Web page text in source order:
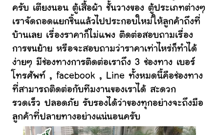
ครับ เตียงนอน ตู้เสื้อผ้า ชั้นวางของ ตู้ประเภทต่างๆ
เราจัดถอดแยกชิ้นแล้วไปประกอบใหม่ให้ลูกค้าถึงที่
บ้านเลย เรื่องราคาก็ไม่แพง ติดต่อสอบถามเรื่อง
การขนย้าย หรือจะสอบถามว่าราคาเท่าไหร่ก็ทำได้
ง่ายๆ มีช่องทางการติดต่อเราถึง 3 ช่องทาง เบอร์
โทรศัพท์ , facebook , Line ทั้งหมดนี้คือช่องทาง
ที่สามารถติดต่อกับทีมงานของเราได้ สะดวก
รวดเร็ว ปลอดภัย รับรองได้ว่าของทุกอย่างจะถึงมือ
ลูกค้าที่ปลายทางอย่างแน่นอนครับ